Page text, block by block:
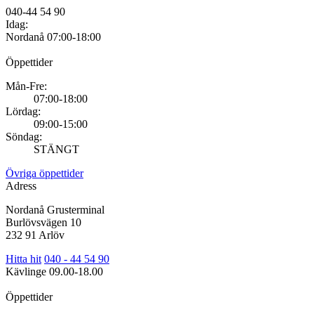
040-44 54 90
Idag:
Nordanå 07:00-18:00
Öppettider
Mån-Fre:
07:00-18:00
Lördag:
09:00-15:00
Söndag:
STÄNGT
Övriga öppettider
Adress
Nordanå Grusterminal
Burlövsvägen 10
232 91 Arlöv
Hitta hit 040 - 44 54 90
Kävlinge 09.00-18.00
Öppettider